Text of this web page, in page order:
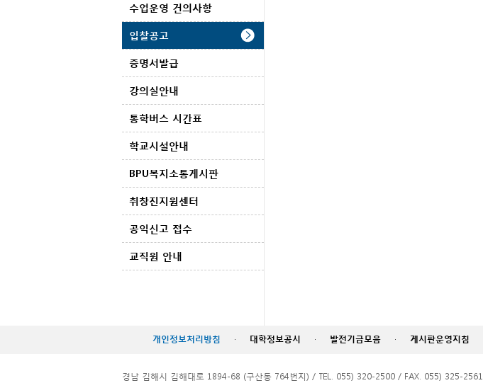
수업운영 건의사항
입찰공고
증명서발급
강의실안내
통학버스 시간표
학교시설안내
BPU복지소통게시판
취창진지원센터
공익신고 접수
교직원 안내
개인정보처리방침 · 대학정보공시 · 발전기금모음 · 게시판운영지침
경남 김해시 김해대로 1894-68 (구산동 764번지) / TEL. 055) 320-2500 / FAX. 055) 325-2561